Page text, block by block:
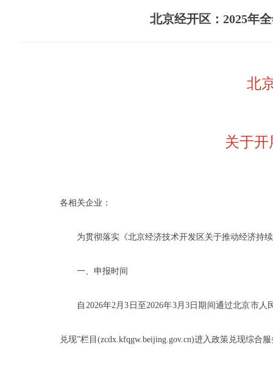
北京经开区：2025年
北
关于开
各相关企业：
为贯彻落实《北京经济技术开发区关于推动经济持续
一、申报时间
自2026年2月3日至2026年3月3日期间通过北京市人民
兑现”栏目(zcdx.kfqgw.beijing.gov.cn)进入政策兑现综